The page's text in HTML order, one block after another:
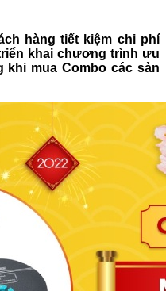
hàng tiết kiệm chi phí
khai chương trình ưu
khi mua Combo các sản